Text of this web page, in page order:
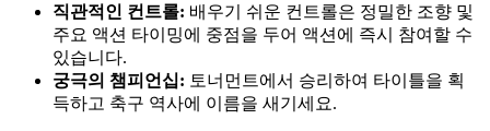
직관적인 컨트롤: 배우기 쉬운 컨트롤은 정밀한 조향 및
주요 액션 타이밍에 중점을 두어 액션에 즉시 참여할 수
있습니다.
궁극의 챔피언십: 토너먼트에서 승리하여 타이틀을 획
득하고 축구 역사에 이름을 새기세요.